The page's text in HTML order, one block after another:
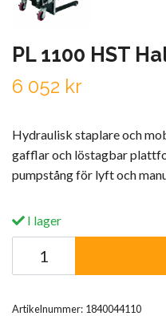
PL 1100 HST
6 052 kr
Hydraulisk staplare och
gafflar och löstagbar
pumpstång för lyft och
I lager
Artikelnummer: 1840044110